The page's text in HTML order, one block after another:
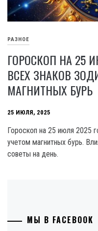
РАЗНОЕ
ГОРОСКОП НА 25
ВСЕХ ЗНАКОВ
МАГНИТНЫХ БУРЬ
25 ИЮЛЯ, 2025
Гороскоп на 25 июля 2025
учетом магнитных бурь.
советы на день.
МЫ В FACEBOOK